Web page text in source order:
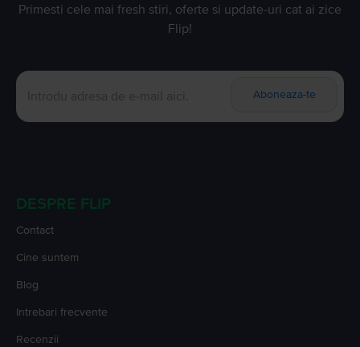
Primesti cele mai fresh stiri, oferte si update-uri cat ai zice
Flip!
Aboneaza-te
DESPRE FLIP
Contact
Cine suntem
Blog
Intrebari frecvente
Recenzii